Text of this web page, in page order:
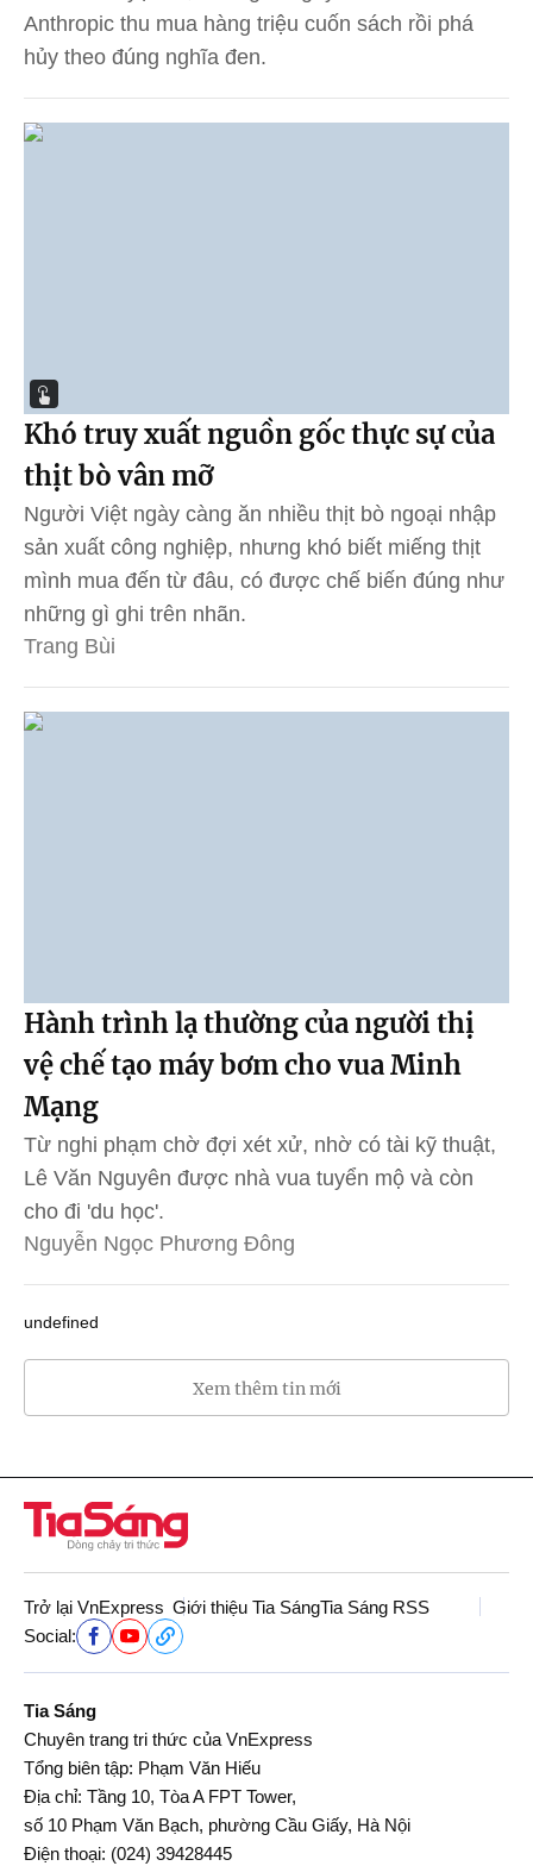
Anthropic thu mua hàng triệu cuốn sách rồi phá
hủy theo đúng nghĩa đen.
Khó truy xuất nguồn gốc thực sự của
thịt bò vân mỡ
Người Việt ngày càng ăn nhiều thịt bò ngoại nhập
sản xuất công nghiệp, nhưng khó biết miếng thịt
mình mua đến từ đâu, có được chế biến đúng như
những gì ghi trên nhãn.
Trang Bùi
Hành trình lạ thường của người thị
vệ chế tạo máy bơm cho vua Minh
Mạng
Từ nghi phạm chờ đợi xét xử, nhờ có tài kỹ thuật,
Lê Văn Nguyên được nhà vua tuyển mộ và còn
cho đi 'du học'.
Nguyễn Ngọc Phương Đông
undefined
Xem thêm tin mới
Trở lại VnExpress Giới thiệu Tia SángTia Sáng RSS
Social:
Tia Sáng
Chuyên trang tri thức của VnExpress
Tổng biên tập: Phạm Văn Hiếu
Địa chỉ: Tầng 10, Tòa A FPT Tower,
số 10 Phạm Văn Bạch, phường Cầu Giấy, Hà Nội
Điện thoại: (024) 39428445